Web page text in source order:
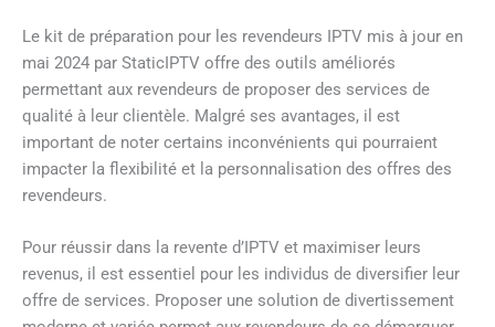
Le kit de préparation pour les revendeurs IPTV mis à jour en
mai 2024 par StaticIPTV offre des outils améliorés
permettant aux revendeurs de proposer des services de
qualité à leur clientèle. Malgré ses avantages, il est
important de noter certains inconvénients qui pourraient
impacter la flexibilité et la personnalisation des offres des
revendeurs.
Pour réussir dans la revente d’IPTV et maximiser leurs
revenus, il est essentiel pour les individus de diversifier leur
offre de services. Proposer une solution de divertissement